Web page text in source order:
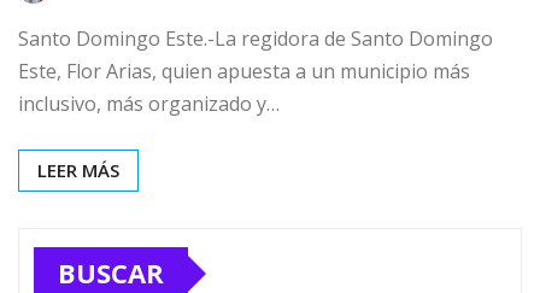
Santo Domingo Este.-La regidora de Santo Domingo
Este, Flor Arias, quien apuesta a un municipio más
inclusivo, más organizado y…
LEER MÁS
BUSCAR